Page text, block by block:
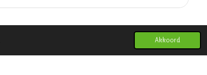
Akkoord